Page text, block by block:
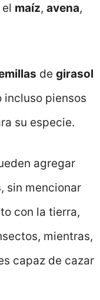
maíz, avena,
de girasol
incluso piensos
su especie.
agregar
, sin mencionar
con la tierra,
mientras,
capaz de cazar